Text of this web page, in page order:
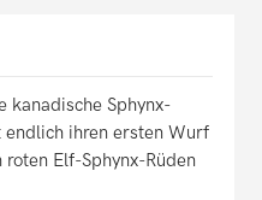
kanadische Sphynx-
endlich ihren ersten Wurf
Elf-Sphynx-Rüden